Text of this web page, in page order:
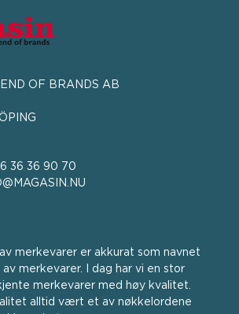
OF BRANDS AB
36 36 90 70
merkevarer er akkurat som navnet
av merkevarer. I dag har vi en stor
merkevarer med høy kvalitet.
alltid vært et av nøkkelordene